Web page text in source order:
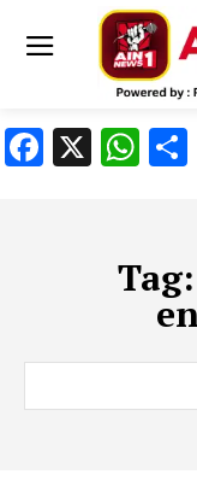
Facebook
X
Tag: